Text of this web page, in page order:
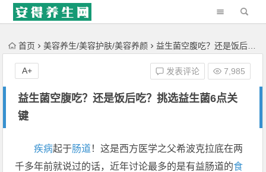
'); })();
首页 美容养生/美容护肤/美容养颜 益生菌空腹吃？还是饭后吃？挑选益生菌6点关键
益生菌空腹吃？还是饭后吃？挑选益生菌6点关
键
发表评论 7,985
A+
疾病起于肠道！这是西方医学之父希波克拉底在两
千多年前就说过的话，近年讨论最多的是有益肠道的食